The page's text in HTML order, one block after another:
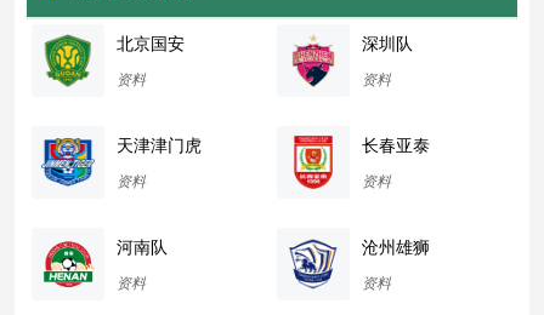
北京国安
资料
深圳队
资料
天津津门虎
资料
长春亚泰
资料
河南队
资料
沧州雄狮
资料